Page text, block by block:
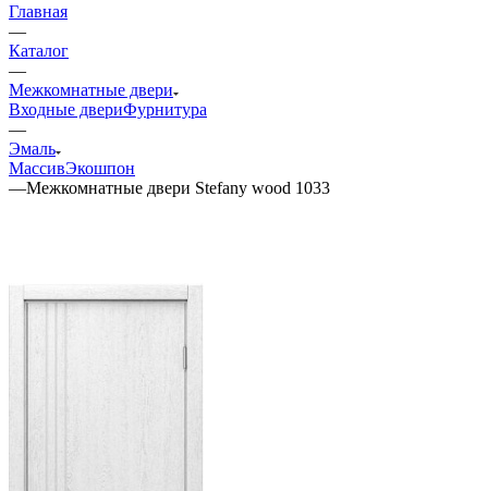
Главная
—
Каталог
—
Межкомнатные двери
Входные двериФурнитура
—
Эмаль
МассивЭкошпон
—Межкомнатные двери Stefany wood 1033